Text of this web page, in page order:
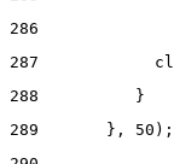
286
287
288
          }
289
       }, 50);